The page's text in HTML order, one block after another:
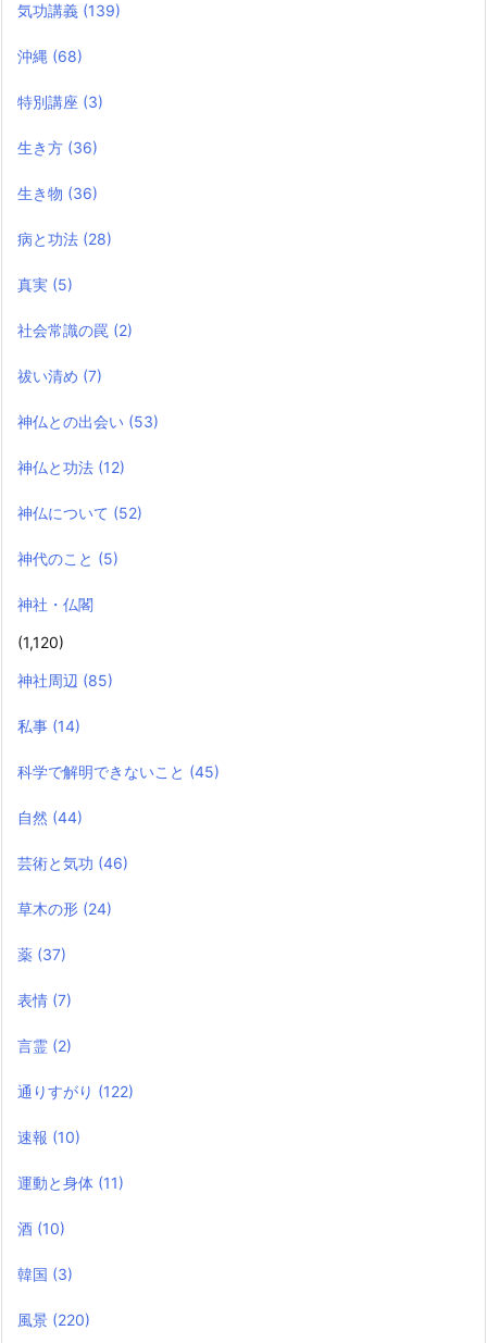
気功講義 (139)
沖縄 (68)
特別講座 (3)
生き方 (36)
生き物 (36)
病と功法 (28)
真実 (5)
社会常識の罠 (2)
祓い清め (7)
神仏との出会い (53)
神仏と功法 (12)
神仏について (52)
神代のこと (5)
神社・仏閣
(1,120)
神社周辺 (85)
私事 (14)
科学で解明できないこと (45)
自然 (44)
芸術と気功 (46)
草木の形 (24)
薬 (37)
表情 (7)
言霊 (2)
通りすがり (122)
速報 (10)
運動と身体 (11)
酒 (10)
韓国 (3)
風景 (220)